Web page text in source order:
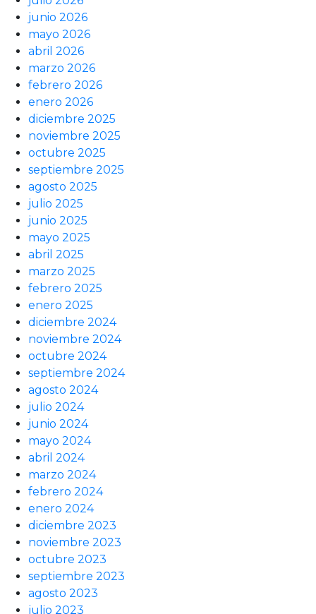
junio 2026
mayo 2026
abril 2026
marzo 2026
febrero 2026
enero 2026
diciembre 2025
noviembre 2025
octubre 2025
septiembre 2025
agosto 2025
julio 2025
junio 2025
mayo 2025
abril 2025
marzo 2025
febrero 2025
enero 2025
diciembre 2024
noviembre 2024
octubre 2024
septiembre 2024
agosto 2024
julio 2024
junio 2024
mayo 2024
abril 2024
marzo 2024
febrero 2024
enero 2024
diciembre 2023
noviembre 2023
octubre 2023
septiembre 2023
agosto 2023
julio 2023